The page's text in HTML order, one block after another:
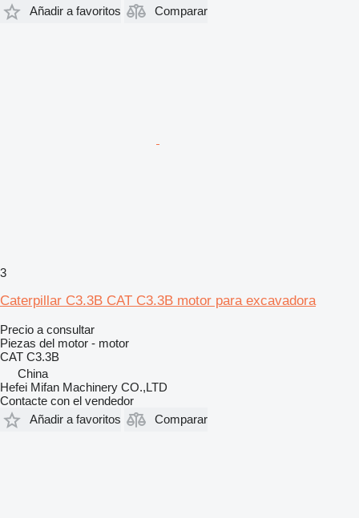
Añadir a favoritos
Comparar
3
Caterpillar C3.3B CAT C3.3B motor para excavadora
Precio a consultar
Piezas del motor - motor
CAT C3.3B
China
Hefei Mifan Machinery CO.,LTD
Contacte con el vendedor
Añadir a favoritos
Comparar